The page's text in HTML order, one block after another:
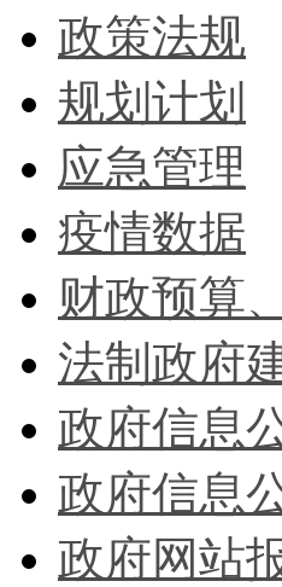
政策法规
规划计划
应急管理
疫情数据
财政预算
法制政府
政府信息
政府信息
政府网站